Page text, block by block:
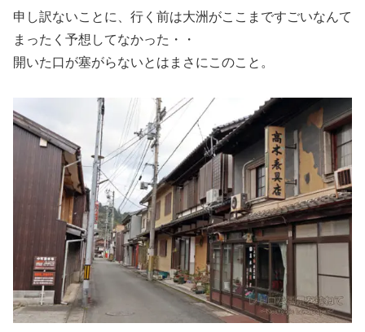
申し訳ないことに、行く前は大洲がここまですごいなんて
まったく予想してなかった・・
開いた口が塞がらないとはまさにこのこと。